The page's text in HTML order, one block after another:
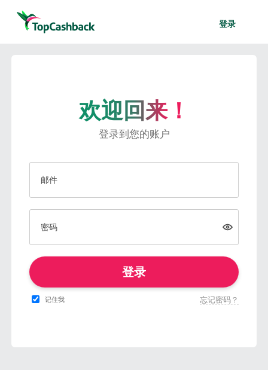
登录
欢迎回来！
登录到您的账户
邮件
密码
登录
记住我 忘记密码？